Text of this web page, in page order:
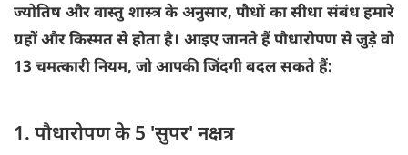
ज्योतिष और वास्तु शास्त्र के अनुसार, पौधों का सीधा संबंध हमारे
ग्रहों और किस्मत से होता है। आइए जानते हैं पौधारोपण से जुड़े वो
13 चमत्कारी नियम, जो आपकी जिंदगी बदल सकते हैं:
1. पौधारोपण के 5 'सुपर' नक्षत्र